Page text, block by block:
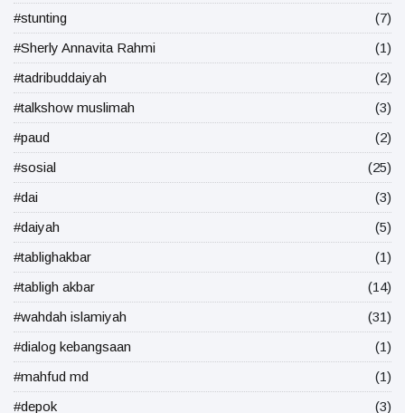
#stunting
(7)
#Sherly Annavita Rahmi
(1)
#tadribuddaiyah
(2)
#talkshow muslimah
(3)
#paud
(2)
#sosial
(25)
#dai
(3)
#daiyah
(5)
#tablighakbar
(1)
#tabligh akbar
(14)
#wahdah islamiyah
(31)
#dialog kebangsaan
(1)
#mahfud md
(1)
#depok
(3)